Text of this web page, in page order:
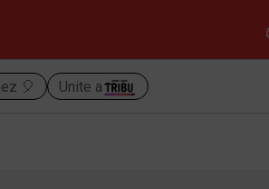
🎈 Unite a